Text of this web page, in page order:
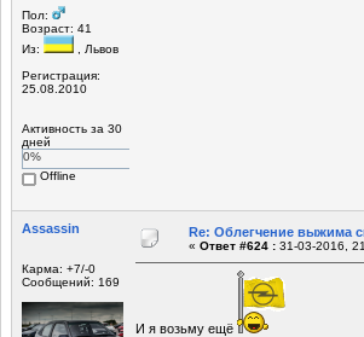
Пол:
Возраст: 41
Из:
, Львов
Регистрация:
25.08.2010
Активность за 30
дней
0%
Offline
Assassin
Карма: +7/-0
Сообщений: 169
Re: Облегчение выжима
« Ответ #624 : 31-03-2016,
И я возьму ещё